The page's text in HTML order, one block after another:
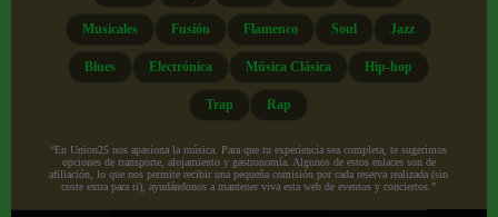
Musicales Fusión Flamenco Soul Jazz
Blues Electrónica Música Clásica Hip-hop
Trap Rap
“En Union25 nos apasiona la música. Para que tu experiencia sea completa, te sugerimos
opciones de transporte, alojamiento y gastronomía. Algunos de estos enlaces son de
afiliación, lo que nos permite recibir una pequeña comisión por cada reserva realizada (sin
coste extra para ti), ayudándonos a mantener viva esta web de eventos y conciertos.”